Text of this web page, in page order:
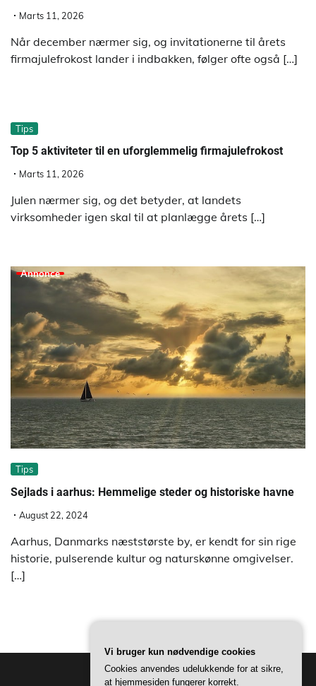
Marts 11, 2026
Når december nærmer sig, og invitationerne til årets
firmajulefrokost lander i indbakken, følger ofte også […]
Tips
Top 5 aktiviteter til en uforglemmelig firmajulefrokost
Marts 11, 2026
Julen nærmer sig, og det betyder, at landets
virksomheder igen skal til at planlægge årets […]
Annonce
Tips
Sejlads i aarhus: Hemmelige steder og historiske havne
August 22, 2024
Aarhus, Danmarks næststørste by, er kendt for sin rige
historie, pulserende kultur og naturskønne omgivelser.
[…]
Vi bruger kun nødvendige cookies
Cookies anvendes udelukkende for at sikre,
at hjemmesiden fungerer korrekt.